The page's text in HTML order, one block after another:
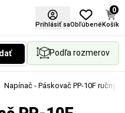
Prihlásiť saObľúbené
0
Košík
Podľa rozmerov
Napínač - Páskovač PP-10F ručný